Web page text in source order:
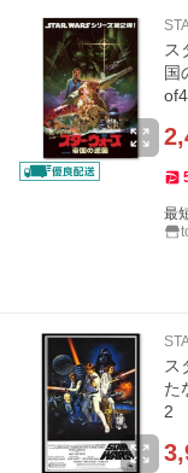
ス
国
of4
最
ス
た
2